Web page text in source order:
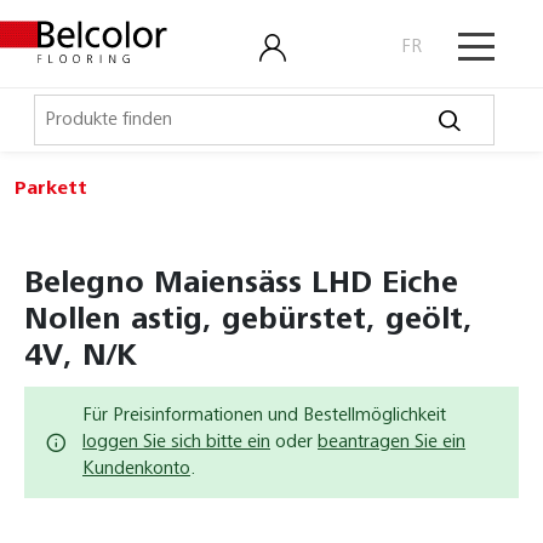
FR
Parkett
Belegno Maiensäss LHD Eiche
Nollen astig, gebürstet, geölt,
4V, N/K
Für Preisinformationen und Bestellmöglichkeit
loggen Sie sich bitte ein oder beantragen Sie ein
Kundenkonto.
Laminat, Kork
Outdoor
Belalp Fino